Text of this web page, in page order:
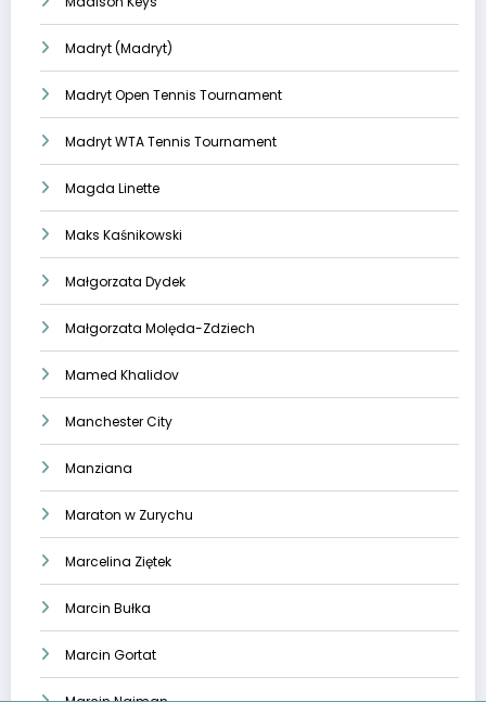
Madryt (Madryt)
Madryt Open Tennis Tournament
Madryt WTA Tennis Tournament
Magda Linette
Maks Kaśnikowski
Małgorzata Dydek
Małgorzata Molęda-Zdziech
Mamed Khalidov
Manchester City
Manziana
Maraton w Zurychu
Marcelina Ziętek
Marcin Bułka
Marcin Gortat